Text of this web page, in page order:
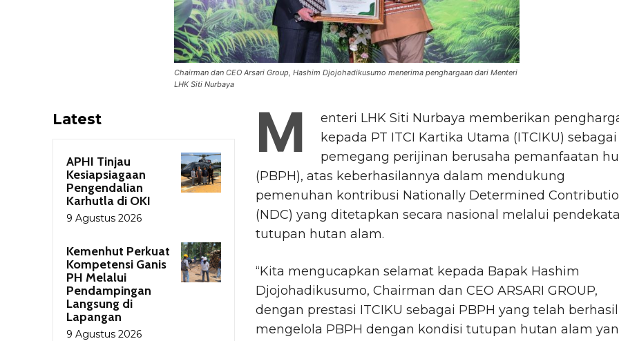
Chairman dan CEO Arsari Group, Hashim Djojohadikusumo menerima penghargaan dari Menteri
LHK Siti Nurbaya
Latest
APHI Tinjau
Kesiapsiagaan
Pengendalian
Karhutla di OKI
9 Agustus 2026
Kemenhut Perkuat
Kompetensi Ganis
PH Melalui
Pendampingan
Langsung di
Lapangan
9 Agustus 2026
M
enteri LHK Siti Nurbaya memberikan
kepada PT ITCI Kartika Utama (ITCIKU) sebagai
pemegang perijinan berusaha pemanfaatan
(PBPH), atas keberhasilannya dalam mendukung
pemenuhan kontribusi Nationally Determined
(NDC) yang ditetapkan secara nasional melalui
tutupan hutan alam.
“Kita mengucapkan selamat kepada Bapak Hashim
Djojohadikusumo, Chairman dan CEO ARSARI GROUP,
dengan prestasi ITCIKU sebagai PBPH yang telah berhasil
mengelola PBPH dengan kondisi tutupan hutan alam